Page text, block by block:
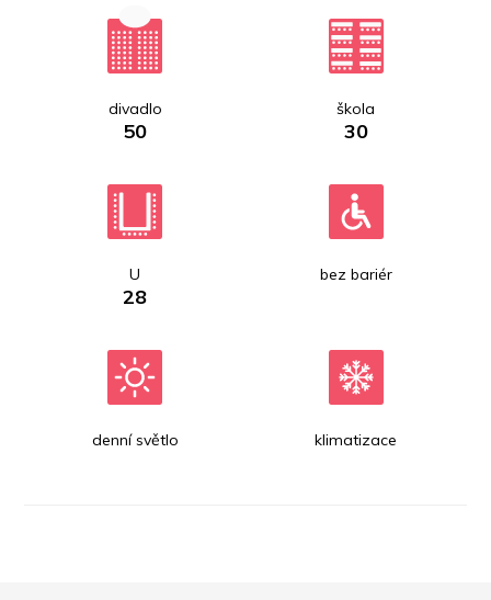
divadlo
50
škola
30
U
28
bez bariér
denní světlo klimatizace